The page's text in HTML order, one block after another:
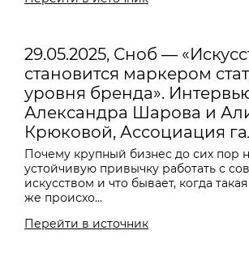
29.05.2025, Сноб —
становится маркером
уровня бренда».
Александра Шарова и
Крюковой, Ассоциация
Почему крупный бизнес до сих пор
устойчивую привычку работать с
искусством и что бывает, когда
же происхо...
Перейти в источник